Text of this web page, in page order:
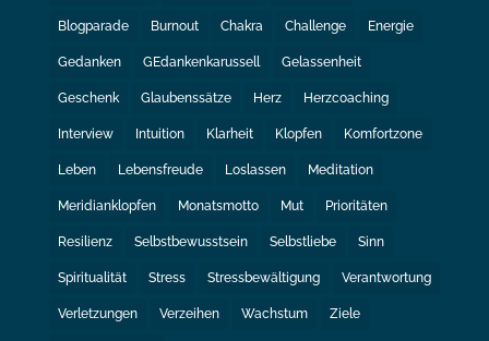
Blogparade Burnout Chakra Challenge Energie
Gedanken GEdankenkarussell Gelassenheit
Geschenk Glaubenssätze Herz Herzcoaching
Interview Intuition Klarheit Klopfen Komfortzone
Leben Lebensfreude Loslassen Meditation
Meridianklopfen Monatsmotto Mut Prioritäten
Resilienz Selbstbewusstsein Selbstliebe Sinn
Spiritualität Stress Stressbewältigung Verantwortung
Verletzungen Verzeihen Wachstum Ziele